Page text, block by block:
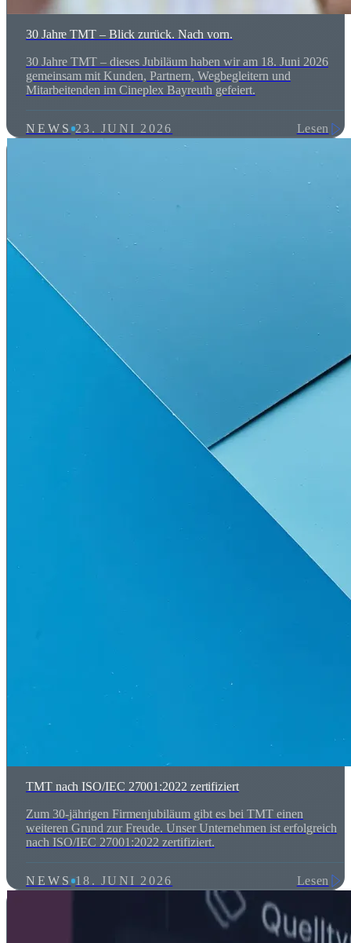
30 Jahre TMT – Blick zurück. Nach vorn.
30 Jahre TMT – dieses Jubiläum haben wir am 18. Juni 2026
gemeinsam mit Kunden, Partnern, Wegbegleitern und
Mitarbeitenden im Cineplex Bayreuth gefeiert.
NEWS 23. JUNI 2026 Lesen
TMT nach ISO/IEC 27001:2022 zertifiziert
Zum 30-jährigen Firmenjubiläum gibt es bei TMT einen
weiteren Grund zur Freude. Unser Unternehmen ist erfolgreich
nach ISO/IEC 27001:2022 zertifiziert.
NEWS 18. JUNI 2026 Lesen